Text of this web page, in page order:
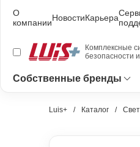
О
компанииНовостиКарьера
Комплексные
безопасности
Собственные бренды
Luis+ Каталог